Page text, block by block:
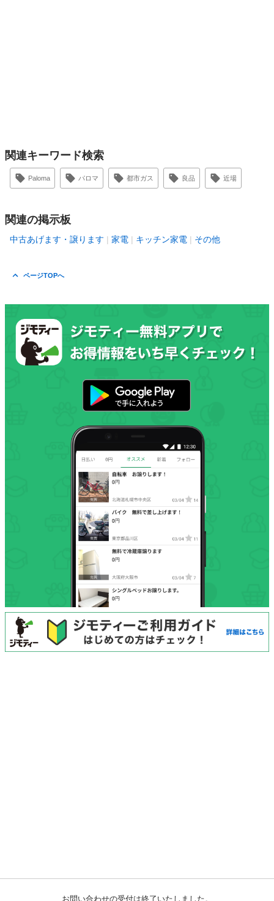
お問い合わせの受付は終了いたしました。
関連キーワード検索
Paloma パロマ 都市ガス 良品 近場
関連の掲示板
中古あげます・譲ります 家電 キッチン家電 その他
ページTOPへ